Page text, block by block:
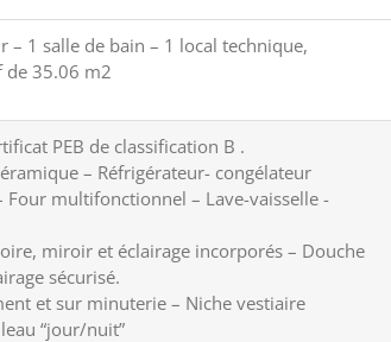
– 1 salle de bain – 1 local technique,
de 35.06 m2
PEB de classification B .
– Réfrigérateur- congélateur
Four multifonctionnel – Lave-vaisselle -
miroir et éclairage incorporés – Douche
sécurisé.
et sur minuterie – Niche vestiaire
“jour/nuit”